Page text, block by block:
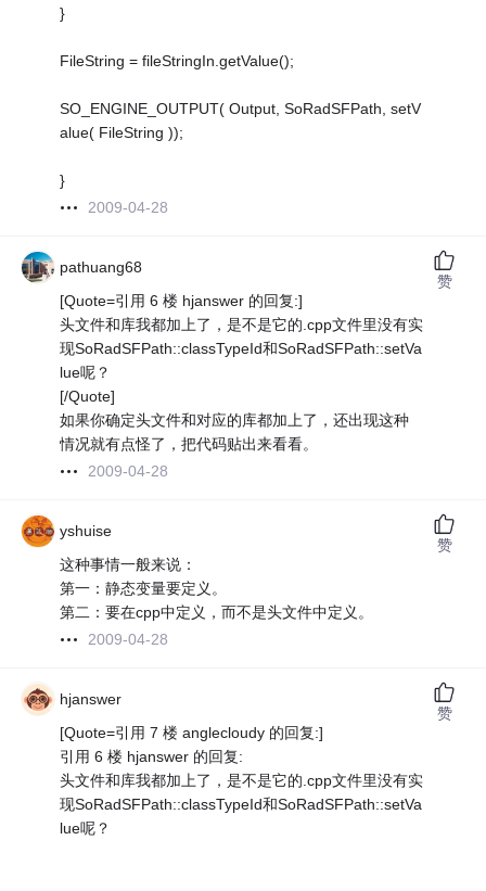
}
FileString = fileStringIn.getValue();
SO_ENGINE_OUTPUT( Output, SoRadSFPath, setV
alue( FileString ));
}
2009-04-28
pathuang68
[Quote=引用 6 楼 hjanswer 的回复:]
头文件和库我都加上了，是不是它的.cpp文件里没有实
现SoRadSFPath::classTypeId和SoRadSFPath::setVa
lue呢？
[/Quote]
如果你确定头文件和对应的库都加上了，还出现这种
情况就有点怪了，把代码贴出来看看。
2009-04-28
赞
yshuise
这种事情一般来说：
第一：静态变量要定义。
第二：要在cpp中定义，而不是头文件中定义。
2009-04-28
赞
hjanswer
[Quote=引用 7 楼 anglecloudy 的回复:]
引用 6 楼 hjanswer 的回复:
头文件和库我都加上了，是不是它的.cpp文件里没有实
现SoRadSFPath::classTypeId和SoRadSFPath::setVa
lue呢？
赞